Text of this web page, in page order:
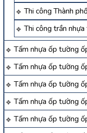
Thi công Thành
Thi công trần
Tấm nhựa ốp tường
Tấm nhựa ốp tường
Tấm nhựa ốp tường
Tấm nhựa ốp tường
Tấm nhựa ốp tường